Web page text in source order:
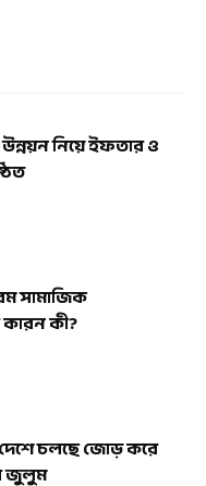
নিয়ে ইফতার ও
সামাজিক
কী?
চলছে জোড় করে
জুলুম